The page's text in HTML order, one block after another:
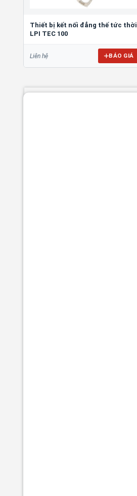
Thiết bị kết nối đẳng thế tức thời
LPI TEC 100
Liên hệ BÁO GIÁ